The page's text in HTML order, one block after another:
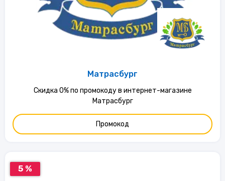
Матрасбург
Скидка 0% по промокоду в интернет-магазине
Матрасбург
Промокод
5 %